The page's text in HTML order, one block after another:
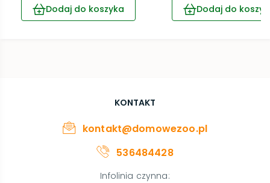
Dodaj do koszyka
Dodaj do
KONTAKT
kontakt@domowezoo.pl
536484428
Infolinia czynna: